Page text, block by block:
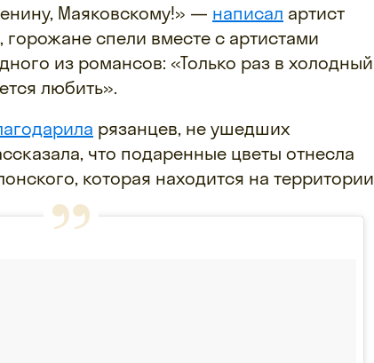
Маяковскому!» — написал артист
горожане спели вместе с артистами
из романсов: «Только раз в холодный
любить».
рязанцев, не ушедших
что подаренные цветы отнесла
которая находится на территории